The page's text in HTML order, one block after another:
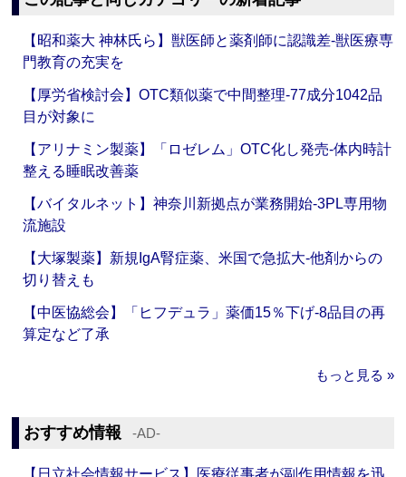
【昭和薬大 神林氏ら】獣医師と薬剤師に認識差‐獣医療専
門教育の充実を
【厚労省検討会】OTC類似薬で中間整理‐77成分1042品
目が対象に
【アリナミン製薬】「ロゼレム」OTC化し発売‐体内時計
整える睡眠改善薬
【バイタルネット】神奈川新拠点が業務開始‐3PL専用物
流施設
【大塚製薬】新規IgA腎症薬、米国で急拡大‐他剤からの
切り替えも
【中医協総会】「ヒフデュラ」薬価15％下げ‐8品目の再
算定など了承
もっと見る »
おすすめ情報 ‐AD‐